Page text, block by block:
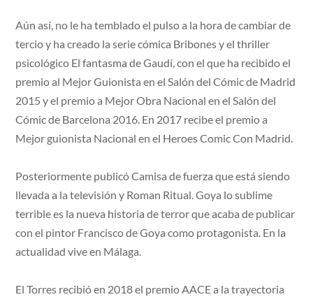
Aún así, no le ha temblado el pulso a la hora de cambiar de
tercio y ha creado la serie cómica Bribones y el thriller
psicológico El fantasma de Gaudí, con el que ha recibido el
premio al Mejor Guionista en el Salón del Cómic de Madrid
2015 y el premio a Mejor Obra Nacional en el Salón del
Cómic de Barcelona 2016. En 2017 recibe el premio a
Mejor guionista Nacional en el Heroes Comic Con Madrid.
Posteriormente publicó Camisa de fuerza que está siendo
llevada a la televisión y Roman Ritual. Goya lo sublime
terrible es la nueva historia de terror que acaba de publicar
con el pintor Francisco de Goya como protagonista. En la
actualidad vive en Málaga.
El Torres recibió en 2018 el premio AACE a la trayectoria